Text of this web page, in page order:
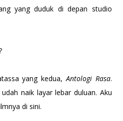
yang duduk di depan studio
yang kedua, Antologi Rasa.
naik layar lebar duluan. Aku
di sini.